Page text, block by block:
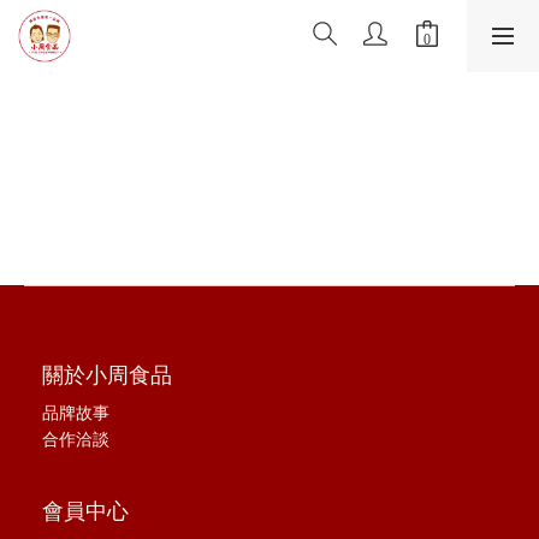
關於小周食品
品牌故事
合作洽談
會員中心